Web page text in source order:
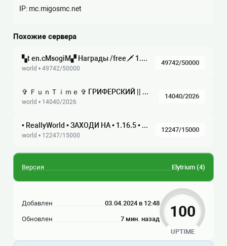
IP: mc.migosmc.net
Похожие сервера
▚t en.cMsogiM▞ Награды /free🗡 1.8-26.2 ▞▚ ⁂ СурвГрифМини-ИгрыRolePlayАнархияMSO RPG, , , , ,
world • 49742/50000
49742/50000
✞ ＦｕｎＴｉｍｅ ✞ ГРИФЕРСКИЙ || АНАРХИЯ || ХАРДКОР ☆ 1.21 — 1.16.5 ☆ Глобальное обновление, ВАЙП!
world • 14040/2026
14040/2026
• ReallyWorld • ЗАХОДИ НА • 1.16.5 • 1.21.9 • ЛЕТНИЙ ВАЙП
world • 12247/15000
12247/15000
Версия Elytrium (4)
Добавлен 03.04.2024 в 12:48
Обновлен 7 мин. назад 100
UPTIME